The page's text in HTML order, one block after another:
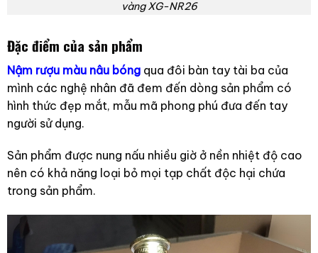
vàng XG-NR26
Đặc điểm của sản phẩm
Nậm rượu màu nâu bóngqua đôi bàn tay tài ba của
mình các nghệ nhân đã đem đến dòng sản phẩm có
hình thức đẹp mắt, mẫu mã phong phú đưa đến tay
người sử dụng.
Sản phẩm được nung nấu nhiều giờ ở nền nhiệt độ cao
nên có khả năng loại bỏ mọi tạp chất độc hại chứa
trong sản phẩm.